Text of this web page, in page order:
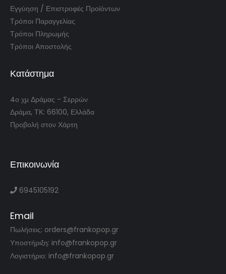
Εγγύηση / Επιστροφές Προϊόντων
Τρόποι Παραγγελίας
Τρόποι Πληρωμής
Τρόποι Αποστολής
Κατάστημα
4ο χμ Δράμας - Σερρών
Δράμα, ΤΚ: 66100, Ελλάδα
Προβολή στον Χάρτη
Επικοινωνία
6945105192
Email
Πωλήσεις: orders@frankopop.gr
Υποστήριξη: info@frankopop.gr
Λογιστήριο: info@frankopop.gr